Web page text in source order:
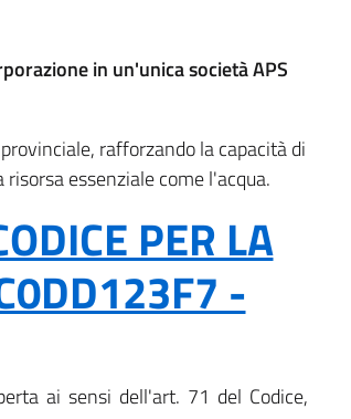
in un'unica società APS
rafforzando la capacità di
essenziale come l'acqua.
PER LA
-
ai sensi dell'art. 71 del Codice,